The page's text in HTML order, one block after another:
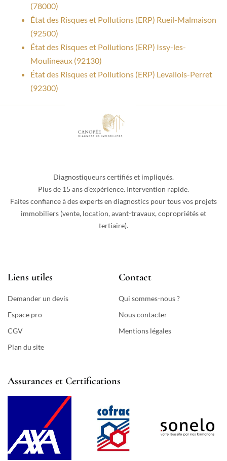
(78000)
État des Risques et Pollutions (ERP) Rueil-Malmaison
(92500)
État des Risques et Pollutions (ERP) Issy-les-
Moulineaux (92130)
État des Risques et Pollutions (ERP) Levallois-Perret
(92300)
Diagnostiqueurs certifiés et impliqués.
Plus de 15 ans d’expérience. Intervention rapide.
Faites confiance à des experts en diagnostics pour tous vos projets
immobiliers (vente, location, avant-travaux, copropriétés et
tertiaire).
Liens utiles
Demander un devis
Espace pro
CGV
Plan du site
Contact
Qui sommes-nous ?
Nous contacter
Mentions légales
Assurances et Certifications